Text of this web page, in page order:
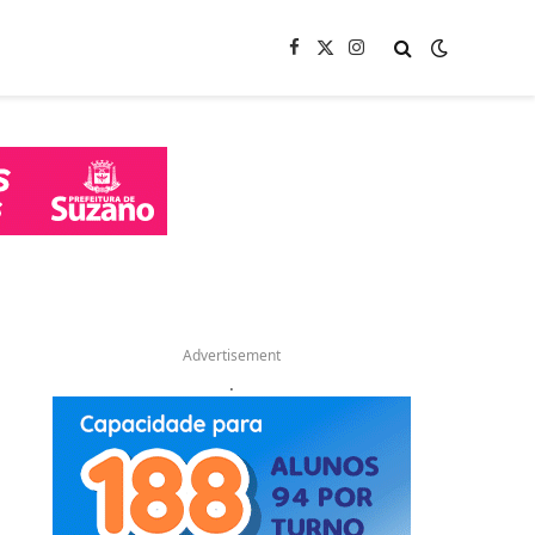
Facebook
X
Instagram
Advertisement
.